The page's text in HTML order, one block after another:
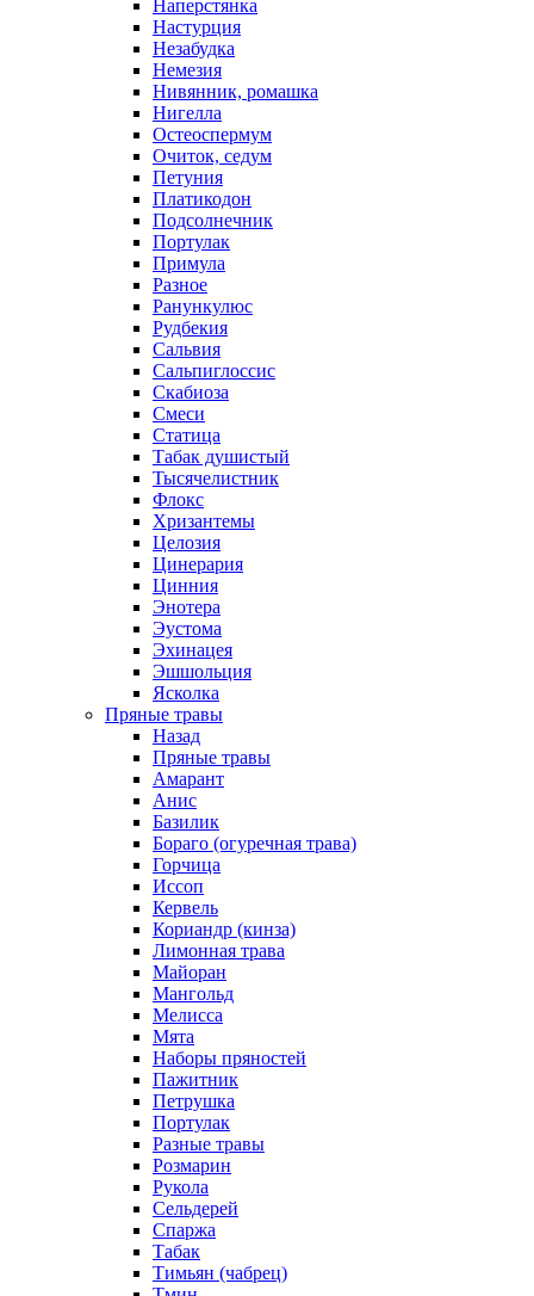
Наперстянка
Настурция
Незабудка
Немезия
Нивянник, ромашка
Нигелла
Остеоспермум
Очиток, седум
Петуния
Платикодон
Подсолнечник
Портулак
Примула
Разное
Ранункулюс
Рудбекия
Сальвия
Сальпиглоссис
Скабиоза
Смеси
Статица
Табак душистый
Тысячелистник
Флокс
Хризантемы
Целозия
Цинерария
Цинния
Энотера
Эустома
Эхинацея
Эшшольция
Ясколка
Пряные травы
Назад
Пряные травы
Амарант
Анис
Базилик
Бораго (огуречная трава)
Горчица
Иссоп
Кервель
Кориандр (кинза)
Лимонная трава
Майоран
Мангольд
Мелисса
Мята
Наборы пряностей
Пажитник
Петрушка
Портулак
Разные травы
Розмарин
Рукола
Сельдерей
Спаржа
Табак
Тимьян (чабрец)